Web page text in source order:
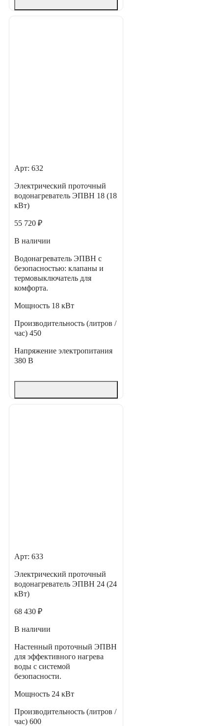
Арт: 632
Электрический проточный
водонагреватель ЭПВН 18 (18
кВт)
55 720 ₽
В наличии
Водонагреватель ЭПВН с
безопасностью: клапаны и
термовыключатель для
комфорта.
Мощность 18 кВт
Производительность (литров /
час) 450
Напряжение электропитания
380 В
Арт: 633
Электрический проточный
водонагреватель ЭПВН 24 (24
кВт)
68 430 ₽
В наличии
Настенный проточный ЭПВН
для эффективного нагрева
воды с системой
безопасности.
Мощность 24 кВт
Производительность (литров /
час) 600